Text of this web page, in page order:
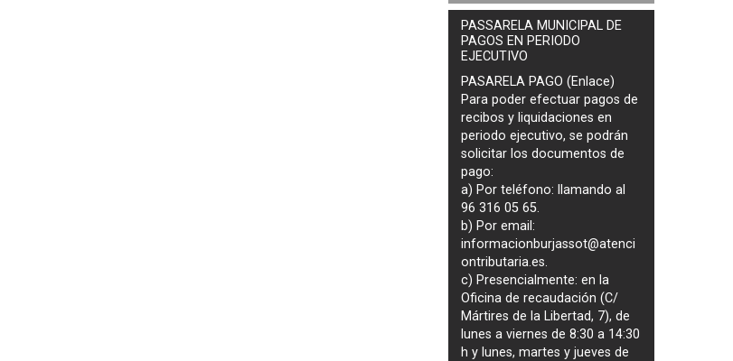
PASSARELA MUNICIPAL DE
PAGOS EN PERIODO
EJECUTIVO
PASARELA PAGO (Enlace)
Para poder efectuar pagos de
recibos y liquidaciones en
periodo ejecutivo, se podrán
solicitar los documentos de
pago:
a) Por teléfono: llamando al
96 316 05 65.
b) Por email:
informacionburjassot@atenci
ontributaria.es.
c) Presencialmente: en la
Oficina de recaudación (C/
Mártires de la Libertad, 7), de
lunes a viernes de 8:30 a 14:30
h y lunes, martes y jueves de